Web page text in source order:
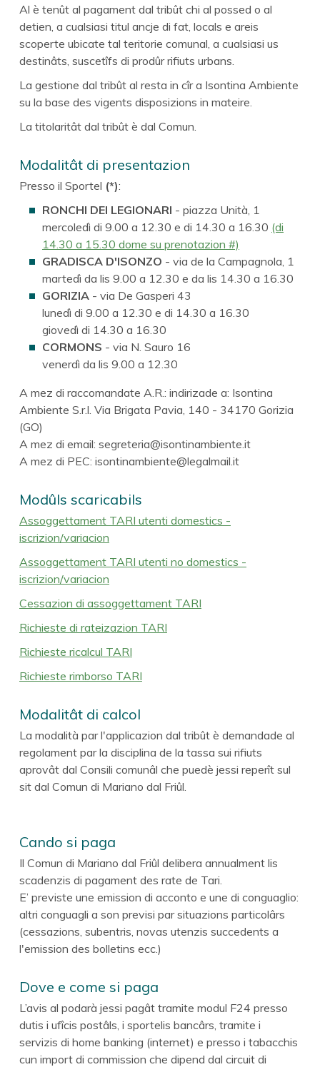
Al è tenût al pagament dal tribût chi al possed o al
detien, a cualsiasi titul ancje di fat, locals e areis
scoperte ubicate tal teritorie comunal, a cualsiasi us
destinâts, suscetîfs di prodûr rifiuts urbans.
La gestione dal tribût al resta in cîr a Isontina Ambiente
su la base des vigents disposizions in mateire.
La titolaritât dal tribût è dal Comun.
Modalitât di presentazion
Presso il Sportel (*):
RONCHI DEI LEGIONARI - piazza Unità, 1
mercoledì di 9.00 a 12.30 e di 14.30 a 16.30 (di
14.30 a 15.30 dome su prenotazion #)
GRADISCA D'ISONZO - via de la Campagnola, 1
martedì da lis 9.00 a 12.30 e da lis 14.30 a 16.30
GORIZIA - via De Gasperi 43
lunedì di 9.00 a 12.30 e di 14.30 a 16.30
giovedì di 14.30 a 16.30
CORMONS - via N. Sauro 16
venerdì da lis 9.00 a 12.30
A mez di raccomandate A.R.: indirizade a: Isontina
Ambiente S.r.l. Via Brigata Pavia, 140 - 34170 Gorizia
(GO)
A mez di email: segreteria@isontinambiente.it
A mez di PEC: isontinambiente@legalmail.it
Modûls scaricabils
Assoggettament TARI utenti domestics -
iscrizion/variacion
Assoggettament TARI utenti no domestics -
iscrizion/variacion
Cessazion di assoggettament TARI
Richieste di rateizazion TARI
Richieste ricalcul TARI
Richieste rimborso TARI
Modalitât di calcol
La modalità par l'applicazion dal tribût è demandade al
regolament par la disciplina de la tassa sui rifiuts
aprovât dal Consili comunâl che puedè jessi reperît sul
sit dal Comun di Mariano dal Friûl.
Cando si paga
Il Comun di Mariano dal Friûl delibera annualment lis
scadenzis di pagament des rate de Tari.
E’ previste une emission di acconto e une di conguaglio:
altri conguagli a son previsi par situazions particolârs
(cessazions, subentris, novas utenzis succedents a
l'emission des bolletins ecc.)
Dove e come si paga
L’avis al podarà jessi pagât tramite modul F24 presso
dutis i ufîcis postâls, i sportelis bancârs, tramite i
servizis di home banking (internet) e presso i tabacchis
cun import di commission che dipend dal circuit di